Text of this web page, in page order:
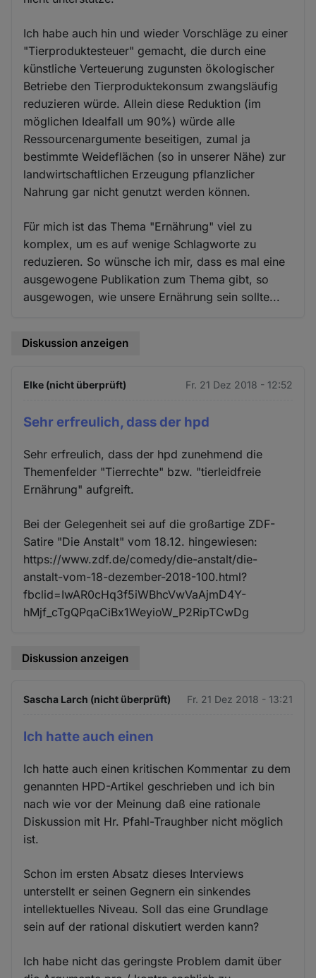
Ich habe auch hin und wieder Vorschläge zu einer
"Tierproduktesteuer" gemacht, die durch eine
künstliche Verteuerung zugunsten ökologischer
Betriebe den Tierproduktekonsum zwangsläufig
reduzieren würde. Allein diese Reduktion (im
möglichen Idealfall um 90%) würde alle
Ressourcenargumente beseitigen, zumal ja
bestimmte Weideflächen (so in unserer Nähe) zur
landwirtschaftlichen Erzeugung pflanzlicher
Nahrung gar nicht genutzt werden können.
Für mich ist das Thema "Ernährung" viel zu
komplex, um es auf wenige Schlagworte zu
reduzieren. So wünsche ich mir, dass es mal eine
ausgewogene Publikation zum Thema gibt, so
ausgewogen, wie unsere Ernährung sein sollte...
Diskussion anzeigen
Elke (nicht überprüft) Fr. 21 Dez 2018 - 12:52
Sehr erfreulich, dass der hpd
Sehr erfreulich, dass der hpd zunehmend die
Themenfelder "Tierrechte" bzw. "tierleidfreie
Ernährung" aufgreift.
Bei der Gelegenheit sei auf die großartige ZDF-
Satire "Die Anstalt" vom 18.12. hingewiesen:
https://www.zdf.de/comedy/die-anstalt/die-
anstalt-vom-18-dezember-2018-100.html?
fbclid=IwAR0cHq3f5iWBhcVwVaAjmD4Y-
hMjf_cTgQPqaCiBx1WeyioW_P2RipTCwDg
Diskussion anzeigen
Sascha Larch (nicht überprüft) Fr. 21 Dez 2018 - 13:21
Ich hatte auch einen
Ich hatte auch einen kritischen Kommentar zu dem
genannten HPD-Artikel geschrieben und ich bin
nach wie vor der Meinung daß eine rationale
Diskussion mit Hr. Pfahl-Traughber nicht möglich
ist.
Schon im ersten Absatz dieses Interviews
unterstellt er seinen Gegnern ein sinkendes
intellektuelles Niveau. Soll das eine Grundlage
sein auf der rational diskutiert werden kann?
Ich habe nicht das geringste Problem damit über